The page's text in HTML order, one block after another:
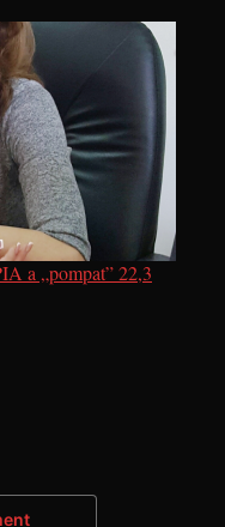
a „pompat” 22,3